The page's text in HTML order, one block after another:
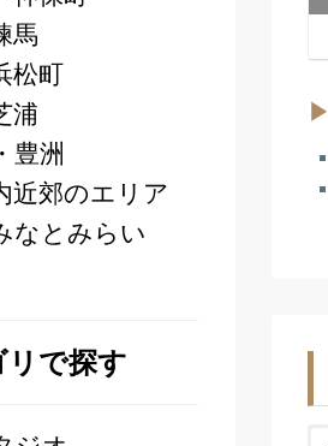
馬
松町
浦
豊洲
近郊のエリア
なとみらい
リで探す